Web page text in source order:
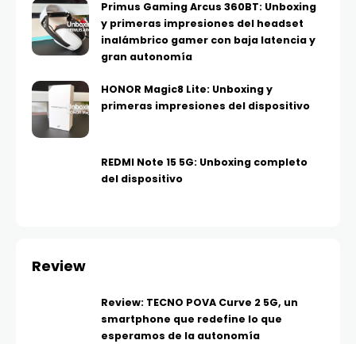
Primus Gaming Arcus 360BT: Unboxing
y primeras impresiones del headset
inalámbrico gamer con baja latencia y
gran autonomía
HONOR Magic8 Lite: Unboxing y
primeras impresiones del dispositivo
REDMI Note 15 5G: Unboxing completo
del dispositivo
Review
Review: TECNO POVA Curve 2 5G, un
smartphone que redefine lo que
esperamos de la autonomía